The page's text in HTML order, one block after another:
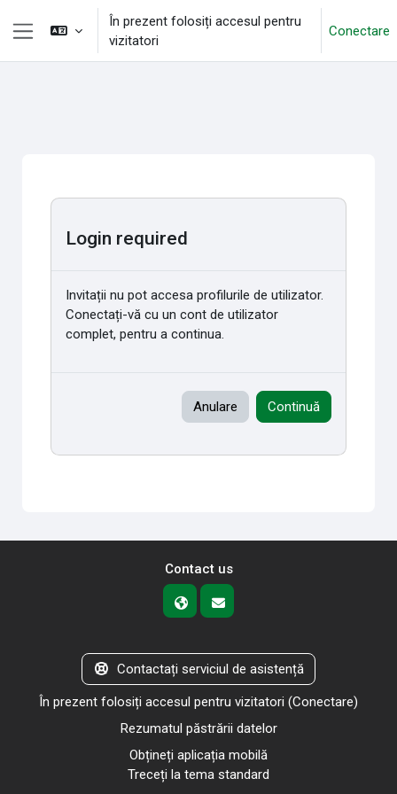
Sari la conţinutul principal
Panou lateral
În prezent folosiți accesul pentru
vizitatori
Conectare
Login required
Invitații nu pot accesa profilurile de utilizator.
Conectați-vă cu un cont de utilizator
complet, pentru a continua.
Anulare Continuă
Contact us
Contactați serviciul de asistență
În prezent folosiți accesul pentru vizitatori (Conectare)
Rezumatul păstrării datelor
Obțineți aplicația mobilă
Treceți la tema standard